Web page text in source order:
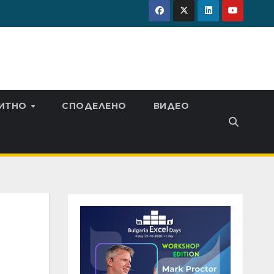
СПОДЕЛЕНО ВИДЕО